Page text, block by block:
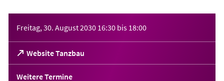
Freitag, 30. August 2030 16:30 bis 18:00
Website Tanzbau
(Öffnet
in
einem
Weitere Termine